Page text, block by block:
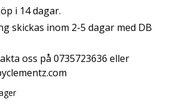
i 14 dagar.
skickas inom 2-5 dagar med DB
oss på 0735723636 eller